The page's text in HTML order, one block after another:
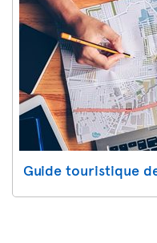
Guide touristique